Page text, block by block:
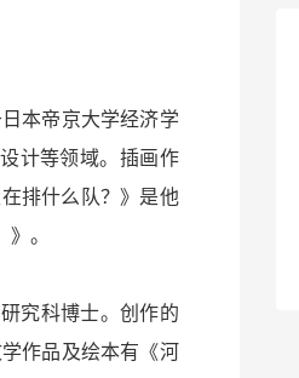
本帝京大学经济学
计等领域。插画作
排什么队？》是他
。
究科博士。创作的
作品及绘本有《河